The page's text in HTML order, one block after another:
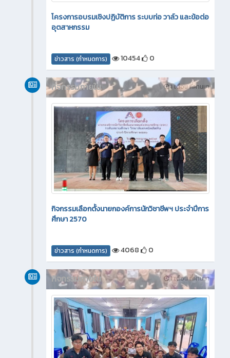
โครงการอบรมเชิงปฏิบัติการ ระบบท่อ วาล์ว และข้อต่อ
อุตสาหกรรม
ข่าวสาร (กำหนดการ) 10454 0
1 เดือน ที่ผ่านมา
กิจกรรมภายใน
กิจกรรมเลือกตั้งนายกองค์การนักวิชาชีพฯ ประจำปีการ
ศึกษา 2570
ข่าวสาร (กำหนดการ) 4068 0
1 เดือน ที่ผ่านมา
กิจกรรมภายใน